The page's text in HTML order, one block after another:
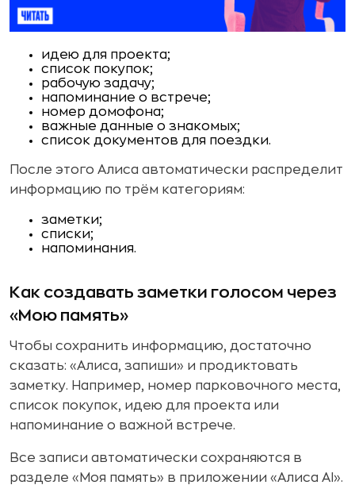
идею для проекта;
список покупок;
рабочую задачу;
напоминание о встрече;
номер домофона;
важные данные о знакомых;
список документов для поездки.
После этого Алиса автоматически распределит
информацию по трём категориям:
заметки;
списки;
напоминания.
Как создавать заметки голосом через
«Мою память»
Чтобы сохранить информацию, достаточно
сказать: «Алиса, запиши» и продиктовать
заметку. Например, номер парковочного места,
список покупок, идею для проекта или
напоминание о важной встрече.
Все записи автоматически сохраняются в
разделе «Моя память» в приложении «Алиса AI».